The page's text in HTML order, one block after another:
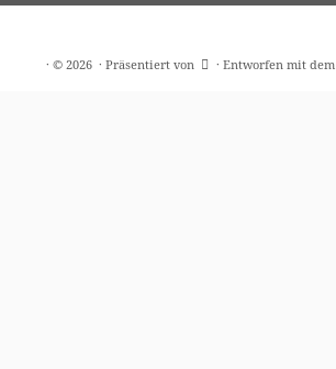
· © 2026 · Präsentiert von · Entworfen mit dem